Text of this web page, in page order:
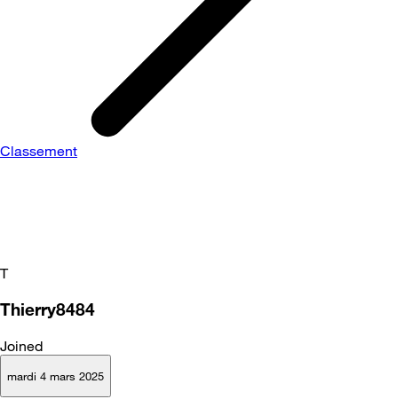
Classement
T
Thierry8484
Joined
mardi 4 mars 2025